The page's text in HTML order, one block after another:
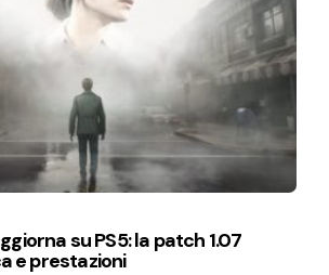
su PS5: la patch 1.07
e prestazioni